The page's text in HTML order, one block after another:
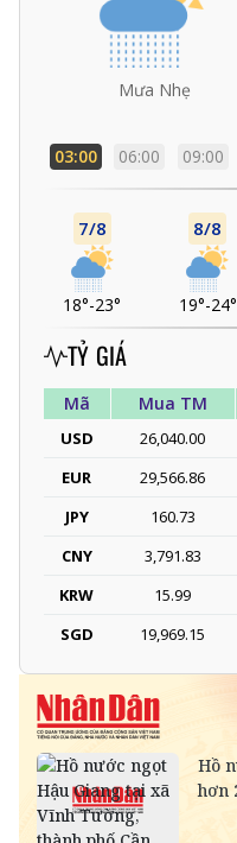
Mưa Nhẹ
03:00 06:00 09:00
7/8
18°-23°
8/8
19°-24°
TỶ GIÁ
Mã Mua TM
USD 26,040.00
EUR
29,566.86
JPY
160.73
CNY
3,791.83
KRW
15.99
SGD
19,969.15
DKK
-
THB
SEK
SAR
RUB